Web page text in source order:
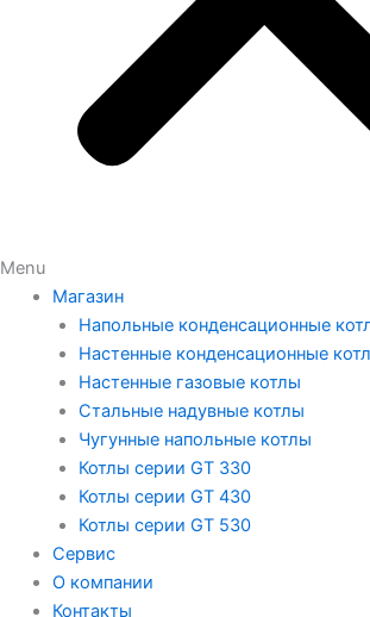
Menu
Магазин
Напольные конденсационные
Настенные конденсационные
Настенные газовые котлы
Стальные надувные котлы
Чугунные напольные котлы
Котлы серии GT 330
Котлы серии GT 430
Котлы серии GT 530
Сервис
О компании
Контакты